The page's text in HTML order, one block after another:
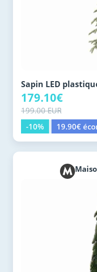
Sapin LED
179.10€
199.00 EUR
-10%
19.90€